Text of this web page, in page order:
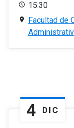
15:30
Facultad de
4 DIC